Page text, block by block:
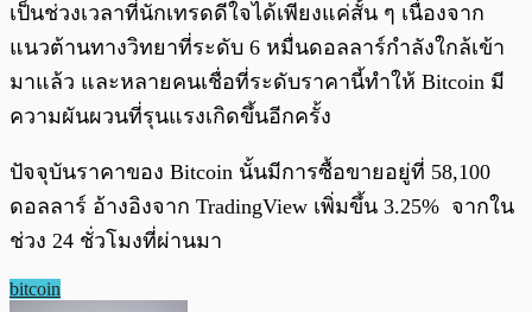
เป็นช่วงเวลาที่นักเทรดดีใจได้เพียงแค่สั้น ๆ เนื่องจาก
แนวต้านทางวิทยาที่ระดับ 6 หมื่นดอลลาร์กำลังใกล้เข้า
มาแล้ว และหลายคนเชื่อที่ระดับราคานี้ทำให้ Bitcoin มี
ความผันผวนที่รุนแรงเกิดขึ้นอีกครั้ง
ปัจจุบันราคาของ Bitcoin นั้นมีการซื้อขายอยู่ที่ 58,100
ดอลลาร์ อ้างอิงจาก TradingView เพิ่มขึ้น 3.25% จากใน
ช่วง 24 ชั่วโมงที่ผ่านมา
bitcoin